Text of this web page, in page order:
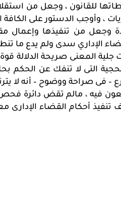
للقانون ، وجعل من
، وأوجب الدستور على الكافة
من تنفيذها وإعمال
الإداري سدى ولم يدع ما
جلية المعنى صريحة الدلالة
التى لا تنفك عن الحكم
– فى صراحة ووضوح – أنه لا
فيه ، مالم تقض دائرة
أحكام القضاء